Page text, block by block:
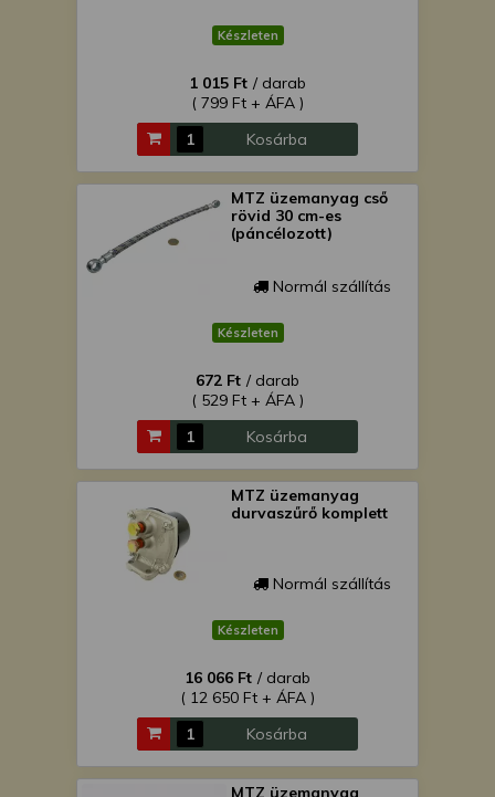
Készleten
1 015 Ft / darab
( 799 Ft + ÁFA )
Kosárba
MTZ üzemanyag cső
rövid 30 cm-es
(páncélozott)
Normál szállítás
Készleten
672 Ft / darab
( 529 Ft + ÁFA )
Kosárba
MTZ üzemanyag
durvaszűrő komplett
Normál szállítás
Készleten
16 066 Ft / darab
( 12 650 Ft + ÁFA )
Kosárba
MTZ üzemanyag